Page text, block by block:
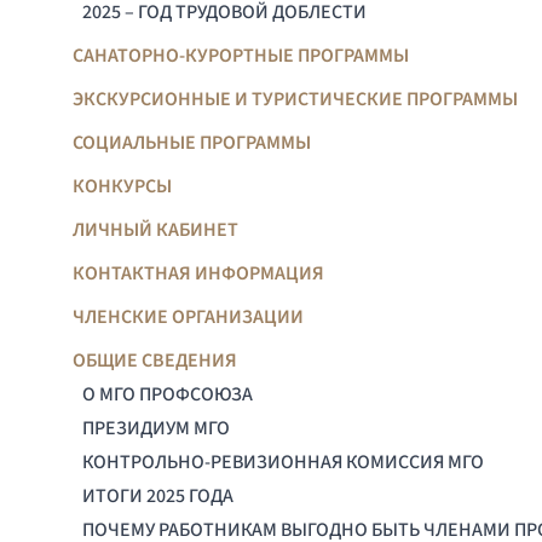
2025 – ГОД ТРУДОВОЙ ДОБЛЕСТИ
САНАТОРНО-КУРОРТНЫЕ ПРОГРАММЫ
ЭКСКУРСИОННЫЕ И ТУРИСТИЧЕСКИЕ ПРОГРАММЫ
СОЦИАЛЬНЫЕ ПРОГРАММЫ
КОНКУРСЫ
ЛИЧНЫЙ КАБИНЕТ
КОНТАКТНАЯ ИНФОРМАЦИЯ
ЧЛЕНСКИЕ ОРГАНИЗАЦИИ
ОБЩИЕ СВЕДЕНИЯ
О МГО ПРОФСОЮЗА
ПРЕЗИДИУМ МГО
КОНТРОЛЬНО-РЕВИЗИОННАЯ КОМИССИЯ МГО
ИТОГИ 2025 ГОДА
ПОЧЕМУ РАБОТНИКАМ ВЫГОДНО БЫТЬ ЧЛЕНАМИ